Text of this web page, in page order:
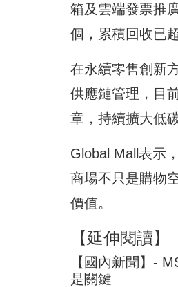
箱及雲端發票推
個，累積回收已
在永續零售創新
供應鏈管理，目
章，持續擴大低
Global Mall表示
商場不只是購物
價值。
【延伸閱讀】
【國內新聞】-
是關鍵